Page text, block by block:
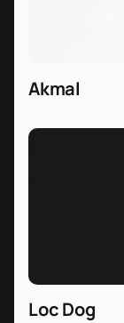
Akmal
Loc Dog